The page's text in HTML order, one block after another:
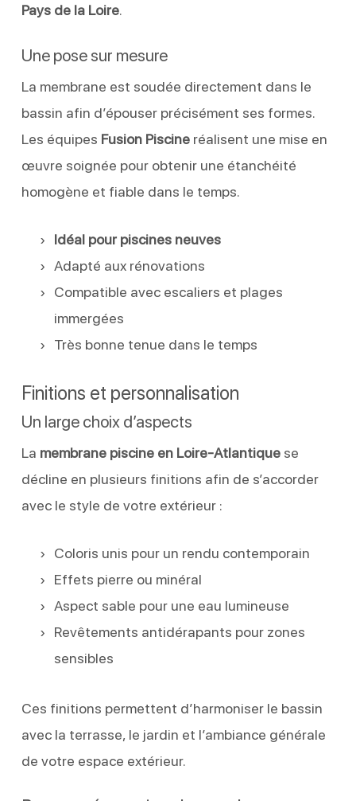
Pays de la Loire.
Une pose sur mesure
La membrane est soudée directement dans le
bassin afin d’épouser précisément ses formes.
Les équipes Fusion Piscineréalisent une mise en
œuvre soignée pour obtenir une étanchéité
homogène et fiable dans le temps.
Idéal pour piscines neuves
Adapté aux rénovations
Compatible avec escaliers et plages
immergées
Très bonne tenue dans le temps
Finitions et personnalisation
Un large choix d’aspects
La membrane piscine en Loire-Atlantiquese
décline en plusieurs finitions afin de s’accorder
avec le style de votre extérieur :
Coloris unis pour un rendu contemporain
Effets pierre ou minéral
Aspect sable pour une eau lumineuse
Revêtements antidérapants pour zones
sensibles
Ces finitions permettent d’harmoniser le bassin
avec la terrasse, le jardin et l’ambiance générale
de votre espace extérieur.